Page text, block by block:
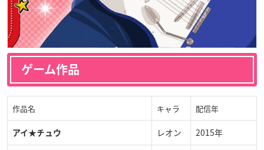
ゲーム作品
作品名 キャラ 配信年
アイ★チュウ レオン 2015年